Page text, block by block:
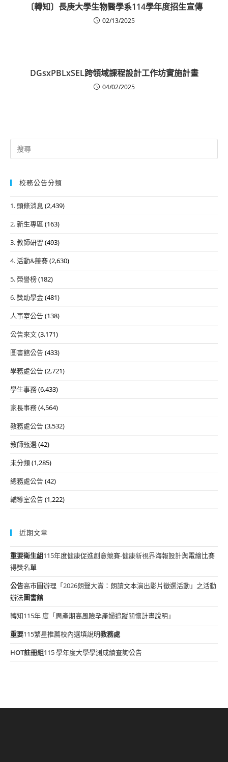
〔轉知〕長庚大學生物醫學系114學年度招生宣傳
02/13/2025
DGsxPBLxSEL跨領域課程設計工作坊實施計畫
04/02/2025
Search
for:
校務公告分類
1. 頭條消息 (2,439)
2. 新生專區 (163)
3. 教師研習 (493)
4. 活動&競賽(2,630)
5. 榮譽榜(182)
6. 獎助學金(481)
人事室公告(138)
公告來文(3,171)
圖書館公告(433)
學務處公告(2,721)
學生事務(6,433)
家長事務(4,564)
教務處公告(3,532)
教師甄選(42)
未分類(1,285)
總務處公告(42)
輔導室公告(1,222)
近期文章
重要衛生組115年度健康促進創意競賽-健康新視界海報設計與電繪比賽
得獎名單
公告高市圖辦理「2026朗聲大賞：朗讀文本演出影片徵選活動」之活動
辦法圖書館
轉知115年 度「周產期高風險孕產婦追蹤關懷計畫說明」
重要115繁星推薦校內選填說明教務處
HOT註冊組115 學年度大學學測成績查詢公告